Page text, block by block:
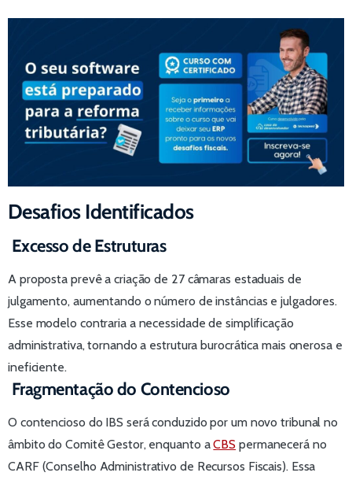
Desafios Identificados
Excesso de Estruturas
A proposta prevê a criação de 27 câmaras estaduais de
julgamento, aumentando o número de instâncias e julgadores.
Esse modelo contraria a necessidade de simplificação
administrativa, tornando a estrutura burocrática mais onerosa e
ineficiente.
Fragmentação do Contencioso
O contencioso do IBS será conduzido por um novo tribunal no
âmbito do Comitê Gestor, enquanto aCBS permanecerá no
CARF (Conselho Administrativo de Recursos Fiscais). Essa